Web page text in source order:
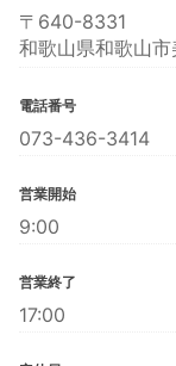
〒640-8331
和歌山県和歌山
電話番号
073-436-3414
営業開始
9:00
営業終了
17:00